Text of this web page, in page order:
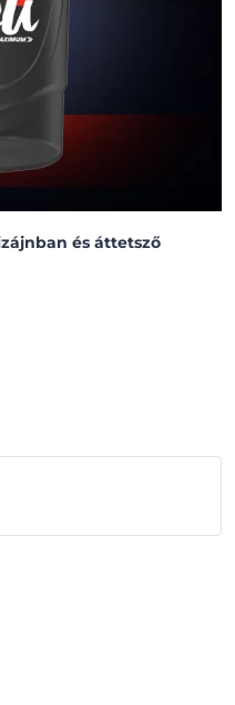
és áttetsző